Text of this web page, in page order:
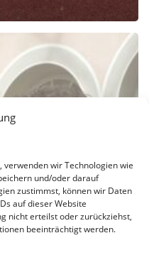
wir Technologien wie
und/oder darauf
zustimmst, können wir Daten
auf dieser Website
nicht erteilst oder zurückziehst,
beeinträchtigt werden.